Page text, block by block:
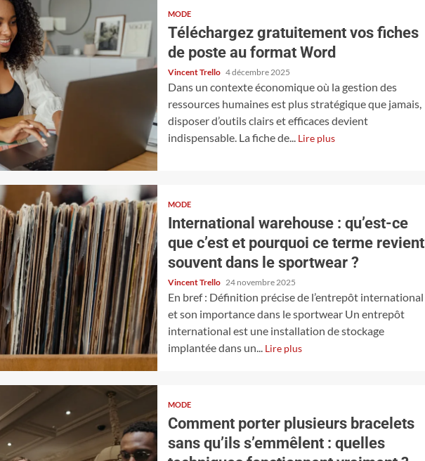
MODE
Téléchargez gratuitement vos fiches
de poste au format Word
Vincent Trello 4 décembre 2025
Dans un contexte économique où la gestion des
ressources humaines est plus stratégique que jamais,
disposer d’outils clairs et efficaces devient
indispensable. La fiche de... Lire plus
MODE
International warehouse : qu’est-ce
que c’est et pourquoi ce terme revient
souvent dans le sportwear ?
Vincent Trello 24 novembre 2025
En bref : Définition précise de l’entrepôt international
et son importance dans le sportwear Un entrepôt
international est une installation de stockage
implantée dans un... Lire plus
MODE
Comment porter plusieurs bracelets
sans qu’ils s’emmêlent : quelles